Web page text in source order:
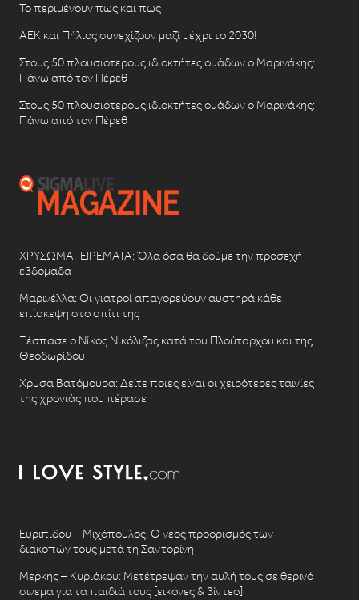
Το περιμένουν πως και πως
ΑΕΚ και Πήλιος συνεχίζουν μαζί μέχρι το 2030!
Στους 50 πλουσιότερους ιδιοκτήτες ομάδων ο Μαρινάκης:
Πάνω από τον Πέρεθ
Στους 50 πλουσιότερους ιδιοκτήτες ομάδων ο Μαρινάκης:
Πάνω από τον Πέρεθ
ΧΡΥΣΩΜΑΓΕΙΡΕΜΑΤΑ: Όλα όσα θα δούμε την προσεχή
εβδομάδα
Μαρινέλλα: Οι γιατροί απαγορεύουν αυστηρά κάθε
επίσκεψη στο σπίτι της
Ξέσπασε ο Νίκος Νικόλιζας κατά του Πλούταρχου και της
Θεοδωρίδου
Χρυσά Βατόμουρα: Δείτε ποιες είναι οι χειρότερες ταινίες
της χρονιάς που πέρασε
Ευριπίδου – Μιχόπουλος: Ο νέος προορισμός των
διακοπών τους μετά τη Σαντορίνη
Μερκής – Κυριάκου: Μετέτρεψαν την αυλή τους σε θερινό
σινεμά για τα παιδιά τους [εικόνες & βίντεο]